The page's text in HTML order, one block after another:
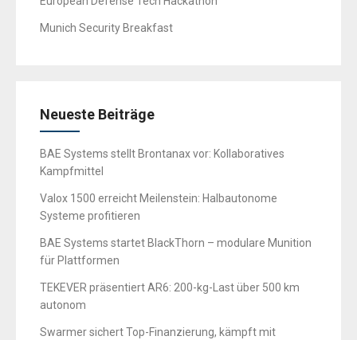
Munich Security Breakfast
Neueste Beiträge
BAE Systems stellt Brontanax vor: Kollaboratives
Kampfmittel
Valox 1500 erreicht Meilenstein: Halbautonome
Systeme profitieren
BAE Systems startet BlackThorn – modulare Munition
für Plattformen
TEKEVER präsentiert AR6: 200-kg-Last über 500 km
autonom
Swarmer sichert Top-Finanzierung, kämpft mit